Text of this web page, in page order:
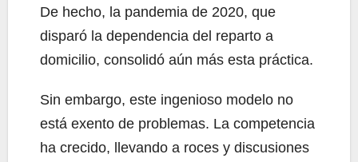
De hecho, la pandemia de 2020, que
disparó la dependencia del reparto a
domicilio, consolidó aún más esta práctica.
Sin embargo, este ingenioso modelo no
está exento de problemas. La competencia
ha crecido, llevando a roces y discusiones